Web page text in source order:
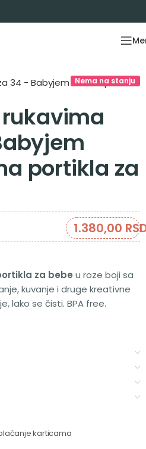
Nema na stanju
portikla za
1.380,00
za bebe u roze boji sa
kuvanje i druge kreativne
lako se čisti. BPA free.
karticama